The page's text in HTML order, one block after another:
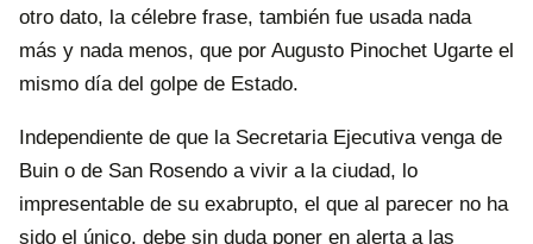
otro dato, la célebre frase, también fue usada nada
más y nada menos, que por Augusto Pinochet Ugarte el
mismo día del golpe de Estado.
Independiente de que la Secretaria Ejecutiva venga de
Buin o de San Rosendo a vivir a la ciudad, lo
impresentable de su exabrupto, el que al parecer no ha
sido el único, debe sin duda poner en alerta a las